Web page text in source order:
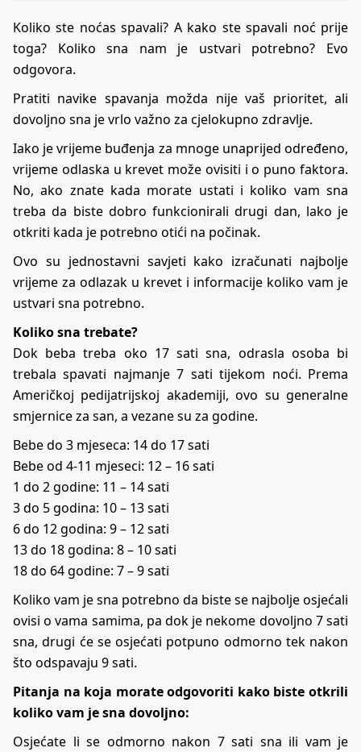
Koliko ste noćas spavali? A kako ste spavali noć prije
toga? Koliko sna nam je ustvari potrebno? Evo
odgovora.
Pratiti navike spavanja možda nije vaš prioritet, ali
dovoljno sna je vrlo važno za cjelokupno zdravlje.
Iako je vrijeme buđenja za mnoge unaprijed određeno,
vrijeme odlaska u krevet može ovisiti i o puno faktora.
No, ako znate kada morate ustati i koliko vam sna
treba da biste dobro funkcionirali drugi dan, lako je
otkriti kada je potrebno otići na počinak.
Ovo su jednostavni savjeti kako izračunati najbolje
vrijeme za odlazak u krevet i informacije koliko vam je
ustvari sna potrebno.
Koliko sna trebate?
Dok beba treba oko 17 sati sna, odrasla osoba bi
trebala spavati najmanje 7 sati tijekom noći. Prema
Američkoj pedijatrijskoj akademiji, ovo su generalne
smjernice za san, a vezane su za godine.
Bebe do 3 mjeseca: 14 do 17 sati
Bebe od 4-11 mjeseci: 12 – 16 sati
1 do 2 godine: 11 – 14 sati
3 do 5 godina: 10 – 13 sati
6 do 12 godina: 9 – 12 sati
13 do 18 godina: 8 – 10 sati
18 do 64 godine: 7 – 9 sati
Koliko vam je sna potrebno da biste se najbolje osjećali
ovisi o vama samima, pa dok je nekome dovoljno 7 sati
sna, drugi će se osjećati potpuno odmorno tek nakon
što odspavaju 9 sati.
Pitanja na koja morate odgovoriti kako biste otkrili
koliko vam je sna dovoljno:
Osjećate li se odmorno nakon 7 sati sna ili vam je